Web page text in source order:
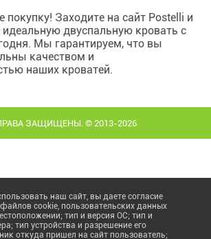
покупку! Заходите на сайт Postelli и
двуспальную кровать с
Мы гарантируем, что вы
качеством и
наших кроватей.
ЗАЩИЩЕНЫ. © 2013-2026
наш сайт, вы даете согласие
cookie, пользовательских данных
тип и версия ОС; тип и
тип устройства и разрешение его
откуда пришел на сайт пользователь;